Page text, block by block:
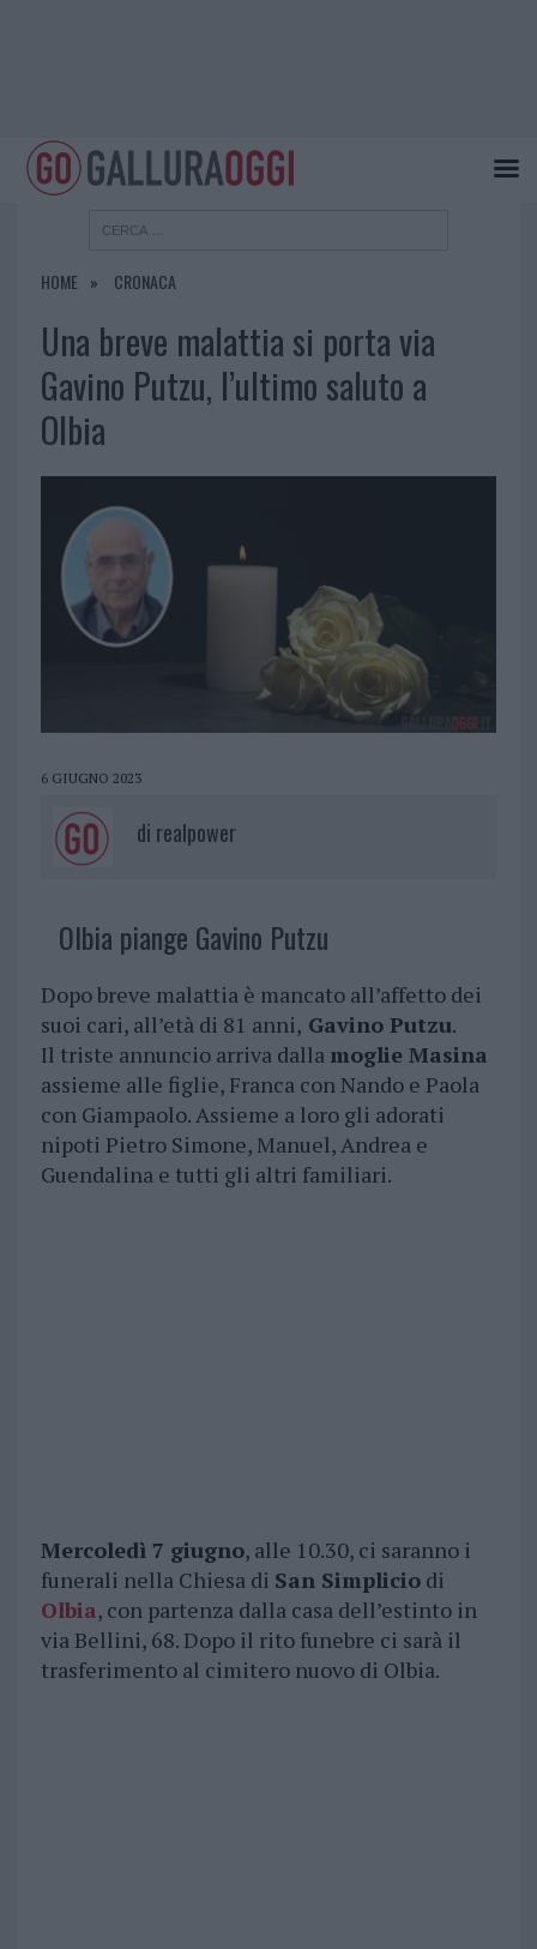
HOME CRONACA
Una breve malattia si porta via
Gavino Putzu, l’ultimo saluto a
Olbia
6 GIUGNO 2023
di realpower
Olbia piange Gavino Putzu
Dopo breve malattia è mancato all’affetto dei
suoi cari, all’età di 81 anni, Gavino Putzu.
Il triste annuncio arriva dalla moglie Masina
assieme alle figlie, Franca con Nando e Paola
con Giampaolo. Assieme a loro gli adorati
nipoti Pietro Simone, Manuel, Andrea e
Guendalina e tutti gli altri familiari.
Mercoledì 7 giugno, alle 10.30, ci saranno i
funerali nella Chiesa di San Simpliciodi
Olbia, con partenza dalla casa dell’estinto in
via Bellini, 68. Dopo il rito funebre ci sarà il
trasferimento al cimitero nuovo di Olbia.